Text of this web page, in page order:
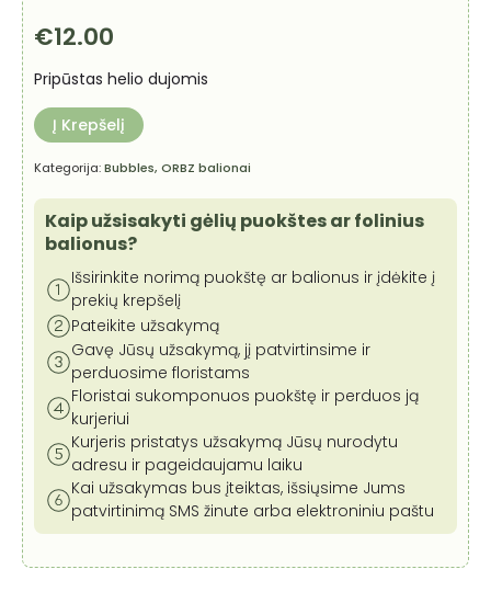
€12.00
Pripūstas helio dujomis
Į Krepšelį
Kategorija:Bubbles, ORBZ balionai
Kaip užsisakyti gėlių puokštes ar folinius
balionus?
Išsirinkite norimą puokštę ar balionus ir įdėkite į
prekių krepšelį
Pateikite užsakymą
Gavę Jūsų užsakymą, jį patvirtinsime ir
perduosime floristams
Floristai sukomponuos puokštę ir perduos ją
kurjeriui
Kurjeris pristatys užsakymą Jūsų nurodytu
adresu ir pageidaujamu laiku
Kai užsakymas bus įteiktas, išsiųsime Jums
patvirtinimą SMS žinute arba elektroniniu paštu